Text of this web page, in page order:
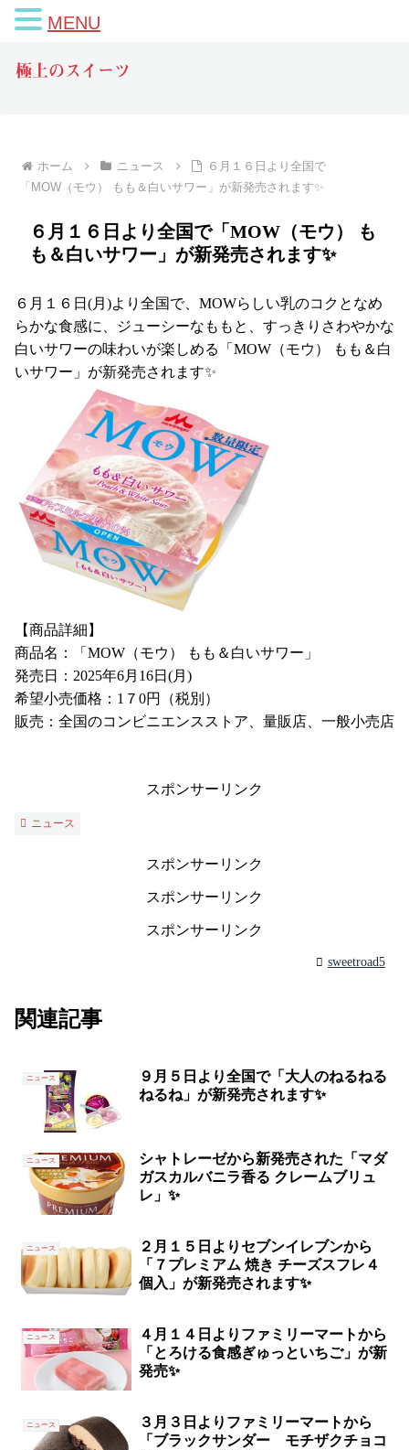
極上のスイーツ
ホーム ニュース
６月１６日より全国で
「MOW（モウ） もも＆白いサワー」が新発売されます✨
６月１６日より全国で「MOW（モウ） も
も＆白いサワー」が新発売されます✨
６月１６日(月)より全国で、MOWらしい乳のコクとなめ
らかな食感に、ジューシーなももと、すっきりさわやかな
白いサワーの味わいが楽しめる「MOW（モウ） もも＆白
いサワー」が新発売されます✨
【商品詳細】
商品名：「MOW（モウ） もも＆白いサワー」
発売日：2025年6月16日(月)
希望小売価格：1７0円（税別）
販売：全国のコンビニエンスストア、量販店、一般小売店
スポンサーリンク
ニュース
スポンサーリンク
スポンサーリンク
スポンサーリンク
sweetroad5
関連記事
ニュース
９月５日より全国で「大人のねるねる
ねるね」が新発売されます✨
ニュース
シャトレーゼから新発売された「マダ
ガスカルバニラ香る クレームブリュ
レ」✨
ニュース
２月１５日よりセブンイレブンから
「７プレミアム 焼き チーズスフレ４
個入」が新発売されます✨
ニュース
４月１４日よりファミリーマートから
「とろける食感ぎゅっといちご」が新
発売✨
ニュース
３月３日よりファミリーマートから
「ブラックサンダー モチザクチョコ
MENU